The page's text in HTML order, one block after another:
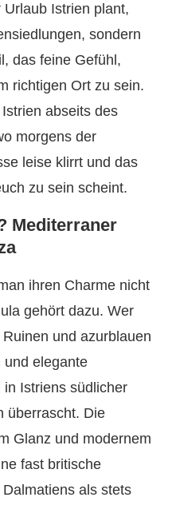
Istrien plant,
sondern
das feine Gefühl,
richtigen Ort zu sein.
abseits des
morgens der
leise klirrt und das
zu sein scheint.
Mediterraner
ihren Charme nicht
gehört dazu. Wer
und azurblauen
und elegante
Istriens südlicher
überrascht. Die
Glanz und modernem
fast britische
als stets